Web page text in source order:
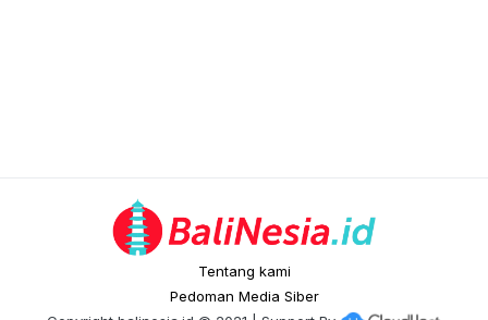
Tentang kami
Pedoman Media Siber